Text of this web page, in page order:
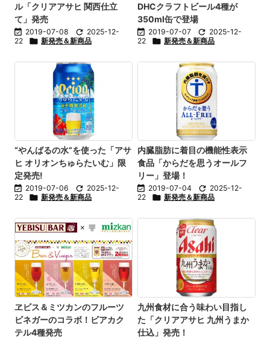
ル「クリアアサヒ 関西仕立
て」発売
 2019-07-08  2025-12-
22
 新発売＆新商品
DHCクラフトビール4種が
350ml缶で登場
 2019-07-07  2025-12-
22
 新発売＆新商品
“やんばるの水”を使った「アサ
ヒ オリオンちゅらたいむ」限
定発売!
 2019-07-06  2025-12-
22
 新発売＆新商品
内臓脂肪に着目の機能性表示
食品「からだを思うオールフ
リー」登場！
 2019-07-04  2025-12-
22
 新発売＆新商品
ヱビス＆ミツカンのフルーツ
ビネガーのコラボ！ビアカク
テル4種発売
九州食材に合う味わい目指し
た「クリアアサヒ 九州うまか
仕込」発売！